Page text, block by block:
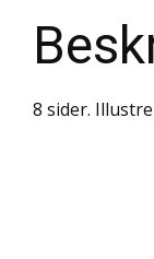
8 sider.